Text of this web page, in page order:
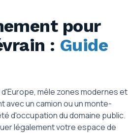
pour
: Guide
mêle zones modernes et
avec un camion ou un monte-
d'occupation du domaine public.
légalement votre espace de